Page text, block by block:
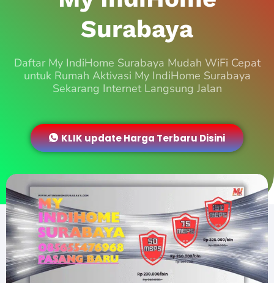
Surabaya
Daftar My IndiHome Surabaya Mudah WiFi Cepat
untuk Rumah Aktivasi My IndiHome Surabaya
Sekarang Internet Langsung Jalan
KLIK update Harga Terbaru Disini